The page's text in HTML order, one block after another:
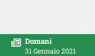
Domani
31 Gennaio 2021